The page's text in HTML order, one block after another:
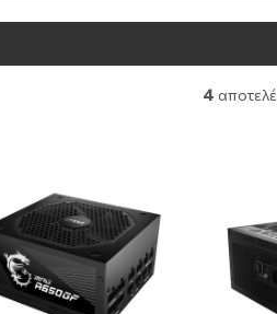
4